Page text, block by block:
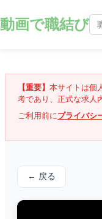
動画で職結び
【重要】 本サイトは個
考であり、正式な求人
ご利用前にプライバシ
← 戻る